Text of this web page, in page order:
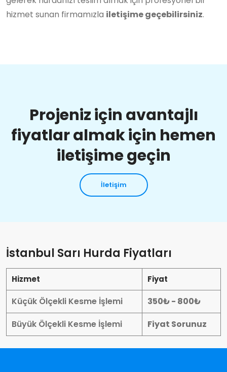
hizmet sunan firmamızla iletişime geçebilirsiniz.
Projeniz için avantajlı
fiyatlar almak için hemen
iletişime geçin
İletişim
İstanbul Sarı Hurda Fiyatları
Hizmet Fiyat
Küçük Ölçekli Kesme İşlemi
350₺ - 800₺
Büyük Ölçekli Kesme İşlemi
Fiyat Sorunuz